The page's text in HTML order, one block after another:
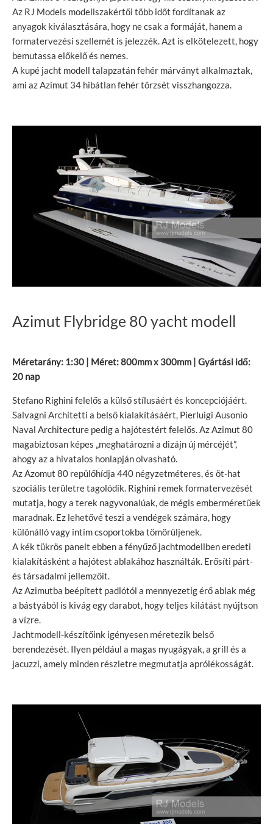
Az RJ Models modellszakértői több időt fordítanak az
anyagok kiválasztására, hogy ne csak a formáját, hanem a
formatervezési szellemét is jelezzék. Azt is elkötelezett, hogy
bemutassa előkelő és nemes.
A kupé jacht modell talapzatán fehér márványt alkalmaztak,
ami az Azimut 34 hibátlan fehér törzsét visszhangozza.
Azimut Flybridge 80 yacht modell
Méretarány: 1:30 | Méret: 800mm x 300mm | Gyártási idő:
20 nap
Stefano Righini felelős a külső stílusáért és koncepciójáért.
Salvagni Architetti a belső kialakításáért, Pierluigi Ausonio
Naval Architecture pedig a hajótestért felelős. Az Azimut 80
magabiztosan képes „meghatározni a dizájn új mércéjét”,
ahogy az a hivatalos honlapján olvasható.
Az Azomut 80 repülőhídja 440 négyzetméteres, és öt-hat
szociális területre tagolódik. Righini remek formatervezését
mutatja, hogy a terek nagyvonalúak, de mégis emberméretűek
maradnak. Ez lehetővé teszi a vendégek számára, hogy
különálló vagy intim csoportokba tömörüljenek.
A kék tükrös panelt ebben a fényűző jachtmodellben eredeti
kialakításként a hajótest ablakához használták. Erősíti párt-
és társadalmi jellemzőit.
Az Azimutba beépített padlótól a mennyezetig érő ablak még
a bástyából is kivág egy darabot, hogy teljes kilátást nyújtson
a vízre.
Jachtmodell-készítőink igényesen méretezik belső
berendezését. Ilyen például a magas nyugágyak, a grill és a
jacuzzi, amely minden részletre megmutatja aprólékosságát.